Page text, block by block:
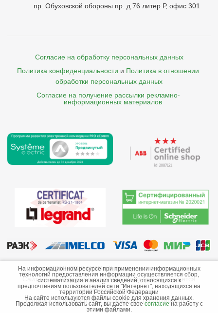
пр. Обуховской обороны пр. д.76 литер Р, офис 301
Согласие на обработку персональных данных
Политика конфиденциальности и Политика в отношении
обработки персональных данных
Согласие на получение рассылки рекламно-
    информационных материалов
©2013-2026 ООО «Краснодарэлектро»
Сайт носит информационный характер и не является
публичной офертой.
Стоимость товаров и их наличие не гарантируются.
На информационном ресурсе при применении информационных
технологий предоставления информации осуществляется сбор,
систематизация и анализ сведений, относящихся к
предпочтениям пользователей сети "Интернет", находящихся на
территории Российской Федерации
На сайте используются файлы cookie для хранения данных.
Продолжая использовать сайт, вы даете свое согласие на работу с
этими файлами.